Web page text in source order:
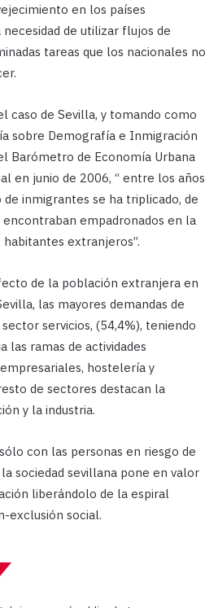
en los países
de utilizar flujos de
tareas que los nacionales no
caso de Sevilla, y tomando como
sobre Demografía e Inmigración
Barómetro de Economía Urbana
en junio de 2006, “ entre los años
inmigrantes se ha triplicado, de
empadronados en la
extranjeros”.
de la población extranjera en
las mayores demandas de
servicios, (54,4%), teniendo
las ramas de actividades
hostelería y
de sectores destacan la
y la industria.
con las personas en riesgo de
sociedad sevillana pone en valor
liberándolo de la espiral
exclusión social.